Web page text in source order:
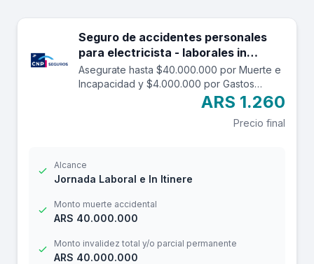
Seguro de accidentes personales
para electricista - laborales in
itinere hasta 40.000.000.
Asegurate hasta $40.000.000 por Muerte e
Incapacidad y $4.000.000 por Gastos
Médicos contra accidentes mientras estás
trabajando y en el trayecto in itinere. Las
edades aceptadas son desde los 14 a los
ARS 1.260
Precio final
Alcance
Jornada Laboral e In Itinere
Monto muerte accidental
ARS 40.000.000
Monto invalidez total y/o parcial permanente
ARS 40.000.000